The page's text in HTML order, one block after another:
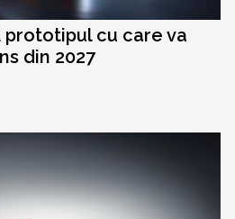
cu care va
din 2027